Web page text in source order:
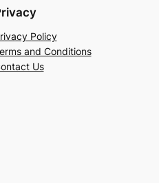
Policy
and Conditions
Us